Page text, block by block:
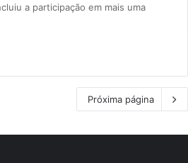
a participação em mais uma
Próxima página